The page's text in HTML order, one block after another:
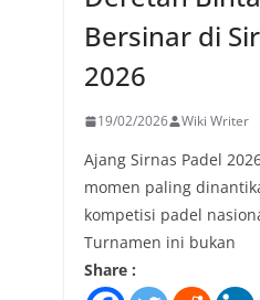
Bersinar di
2026
19/02/2026 Wiki Writer
Ajang Sirnas Padel
momen paling
kompetisi padel
Turnamen ini bukan
Share :